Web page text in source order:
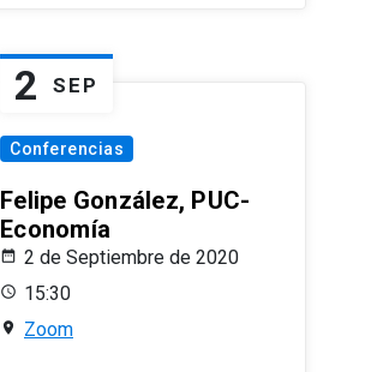
2 SEP
Conferencias
Felipe González, PUC-
Economía
2 de Septiembre de 2020
15:30
Zoom